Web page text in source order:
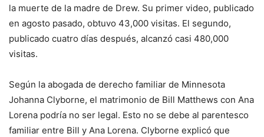
la muerte de la madre de Drew. Su primer video, publicado
en agosto pasado, obtuvo 43,000 visitas. El segundo,
publicado cuatro días después, alcanzó casi 480,000
visitas.
Según la abogada de derecho familiar de Minnesota
Johanna Clyborne, el matrimonio de Bill Matthews con Ana
Lorena podría no ser legal. Esto no se debe al parentesco
familiar entre Bill y Ana Lorena. Clyborne explicó que